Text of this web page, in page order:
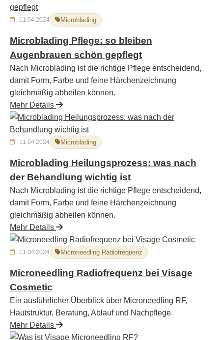
11.04.2024 Microblading
Microblading Pflege: so bleiben
Augenbrauen schön gepflegt
Nach Microblading ist die richtige Pflege entscheidend,
damit Form, Farbe und feine Härchenzeichnung
gleichmäßig abheilen können.
Mehr Details
11.04.2024 Microblading
Microblading Heilungsprozess: was nach
der Behandlung wichtig ist
Nach Microblading ist die richtige Pflege entscheidend,
damit Form, Farbe und feine Härchenzeichnung
gleichmäßig abheilen können.
Mehr Details
11.04.2024 Microneedling Radiofrequenz
Microneedling Radiofrequenz bei Visage
Cosmetic
Ein ausführlicher Überblick über Microneedling RF,
Hautstruktur, Beratung, Ablauf und Nachpflege.
Mehr Details